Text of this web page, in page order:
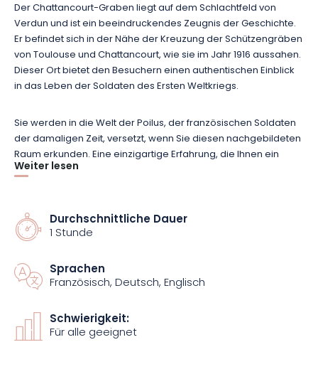
Der Chattancourt-Graben liegt auf dem Schlachtfeld von
Verdun und ist ein beeindruckendes Zeugnis der Geschichte.
Er befindet sich in der Nähe der Kreuzung der Schützengräben
von Toulouse und Chattancourt, wie sie im Jahr 1916 aussahen.
Dieser Ort bietet den Besuchern einen authentischen Einblick
in das Leben der Soldaten des Ersten Weltkriegs.
Sie werden in die Welt der Poilus, der französischen Soldaten
der damaligen Zeit, versetzt, wenn Sie diesen nachgebildeten
Raum erkunden. Eine einzigartige Erfahrung, die Ihnen ein
tieferes Verständnis der Realitäten des Ersten Weltkriegs
waren, nachempfinden.
andere Perspektive auf diesen historischen Konflikt, indem er
Sie mitten ins Geschehen hineinzieht. Eine außergewöhnliche
Opfer der Soldaten zu würdigen, die vor einem Jahrhundert
auf diesem Land kämpften.
Weiter lesen
Durchschnittliche Dauer
1 Stunde
Sprachen
Französisch, Deutsch, Englisch
Schwierigkeit:
Für alle geeignet